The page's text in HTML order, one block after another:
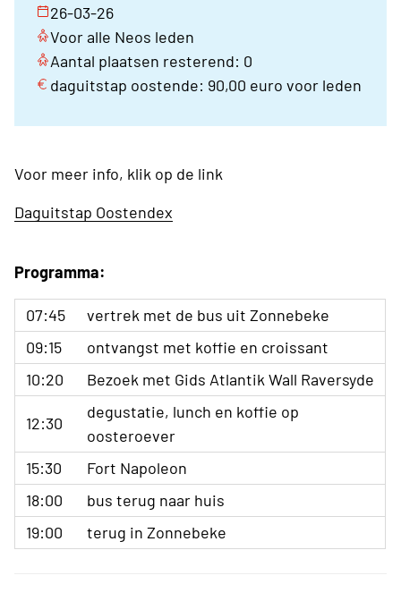
26-03-26
Voor alle Neos leden
Aantal plaatsen resterend: 0
daguitstap oostende: 90,00 euro voor leden
Voor meer info, klik op de link
Daguitstap Oostendex
Programma:
07:45
vertrek met de bus uit Zonnebeke
09:15
ontvangst met koffie en croissant
10:20
Bezoek met Gids Atlantik Wall Raversyde
12:30
degustatie, lunch en koffie op
oosteroever
15:30
Fort Napoleon
18:00
bus terug naar huis
19:00
terug in Zonnebeke